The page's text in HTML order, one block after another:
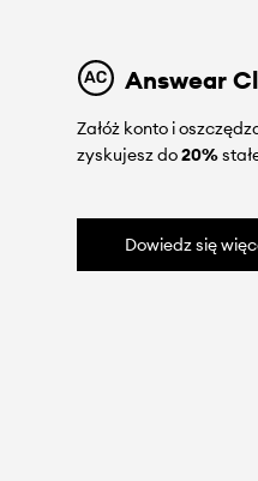
Answear
Załóż konto i
zyskujesz do20%
Dowiedz się